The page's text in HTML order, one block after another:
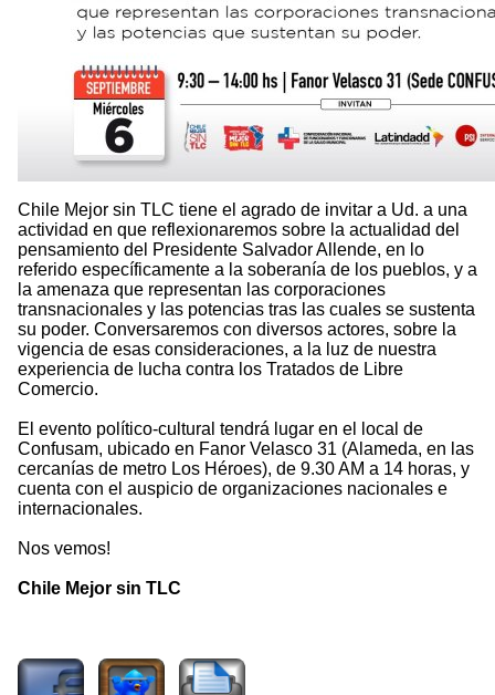
Chile Mejor sin TLC tiene el agrado de invitar a Ud. a una
actividad en que reflexionaremos sobre la actualidad del
pensamiento del Presidente Salvador Allende, en lo
referido específicamente a la soberanía de los pueblos, y a
la amenaza que representan las corporaciones
transnacionales y las potencias tras las cuales se sustenta
su poder. Conversaremos con diversos actores, sobre la
vigencia de esas consideraciones, a la luz de nuestra
experiencia de lucha contra los Tratados de Libre
Comercio.
El evento político-cultural tendrá lugar en el local de
Confusam, ubicado en Fanor Velasco 31 (Alameda, en las
cercanías de metro Los Héroes), de 9.30 AM a 14 horas, y
cuenta con el auspicio de organizaciones nacionales e
internacionales.
Nos vemos!
Chile Mejor sin TLC